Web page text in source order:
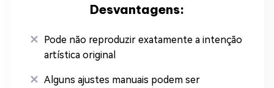
Desvantagens:
Pode não reproduzir exatamente a intenção
artística original
Alguns ajustes manuais podem ser